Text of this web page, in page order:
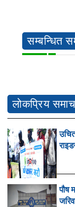
सम्बन्धित
लोकप्रिय
पौष